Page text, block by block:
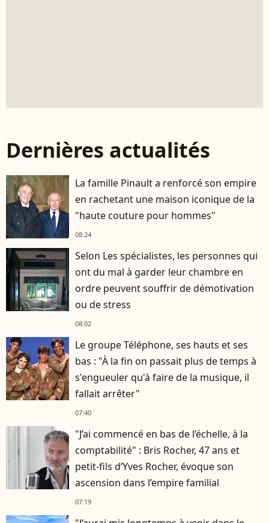
Dernières actualités
La famille Pinault a renforcé son empire
en rachetant une maison iconique de la
"haute couture pour hommes"
08:24
Selon Les spécialistes, les personnes qui
ont du mal à garder leur chambre en
ordre peuvent souffrir de démotivation
ou de stress
08:02
Le groupe Téléphone, ses hauts et ses
bas : "À la fin on passait plus de temps à
s'engueuler qu'à faire de la musique, il
fallait arrêter"
07:40
"J’ai commencé en bas de l’échelle, à la
comptabilité" : Bris Rocher, 47 ans et
petit-fils d’Yves Rocher, évoque son
ascension dans l’empire familial
07:19